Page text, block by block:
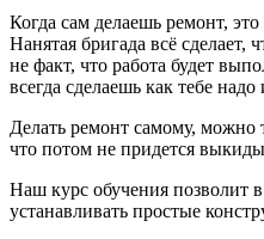
Когда сам делаешь ремонт,
Нанятая бригада всё сделает,
не факт, что работа будет
всегда сделаешь как тебе
Делать ремонт самому, можно
что потом не придется
Наш курс обучения позволит
устанавливать простые